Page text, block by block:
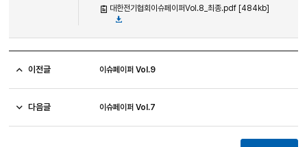
대한전기협회이슈페이퍼Vol.8_최종.pdf [484kb]
이전글 이슈페이퍼 Vol.9
다음글 이슈페이퍼 Vol.7